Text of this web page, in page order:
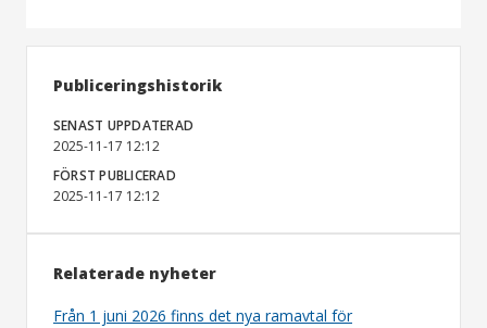
Publiceringshistorik
SENAST UPPDATERAD
2025-11-17 12:12
FÖRST PUBLICERAD
2025-11-17 12:12
Relaterade nyheter
Från 1 juni 2026 finns det nya ramavtal för